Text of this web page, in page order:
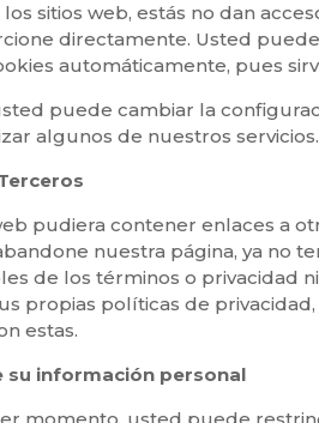
los sitios web, estás no dan
directamente. Usted
automáticamente, pues
puede cambiar la
algunos de nuestros servicios.
pudiera contener enlaces a
nuestra página, ya no
de los términos o privacidad
propias políticas de
estas.
su información personal